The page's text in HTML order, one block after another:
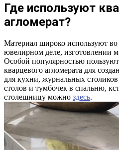
Где используют
агломерат?
Материал широко используют
ювелирном деле, изготовлении
Особой популярностью
кварцевого агломерата для
для кухни, журнальных
столов и тумбочек в спальню,
столешницу можно здесь.